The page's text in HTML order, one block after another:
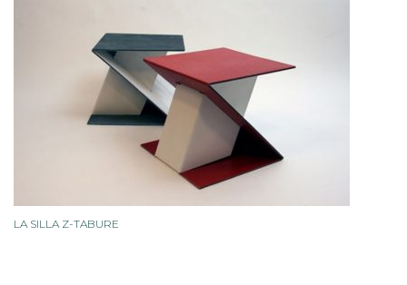
LA SILLA Z-TABURE